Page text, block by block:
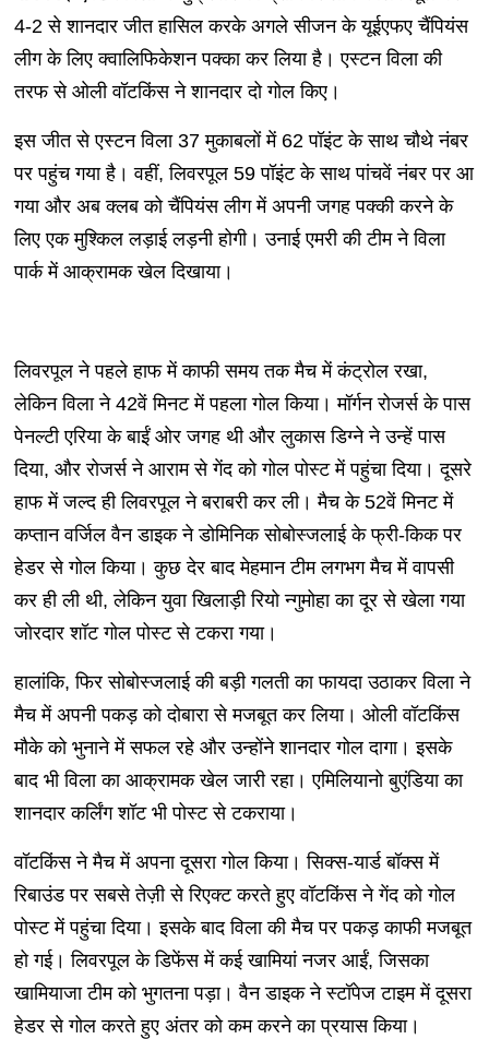
4-2 से शानदार जीत हासिल करके अगले सीजन के यूईएफए चैंपियंस
लीग के लिए क्वालिफिकेशन पक्का कर लिया है। एस्टन विला की
तरफ से ओली वॉटकिंस ने शानदार दो गोल किए।
इस जीत से एस्टन विला 37 मुकाबलों में 62 पॉइंट के साथ चौथे नंबर
पर पहुंच गया है। वहीं, लिवरपूल 59 पॉइंट के साथ पांचवें नंबर पर आ
गया और अब क्लब को चैंपियंस लीग में अपनी जगह पक्की करने के
लिए एक मुश्किल लड़ाई लड़नी होगी। उनाई एमरी की टीम ने विला
पार्क में आक्रामक खेल दिखाया।
लिवरपूल ने पहले हाफ में काफी समय तक मैच में कंट्रोल रखा,
लेकिन विला ने 42वें मिनट में पहला गोल किया। मॉर्गन रोजर्स के पास
पेनल्टी एरिया के बाईं ओर जगह थी और लुकास डिग्ने ने उन्हें पास
दिया, और रोजर्स ने आराम से गेंद को गोल पोस्ट में पहुंचा दिया। दूसरे
हाफ में जल्द ही लिवरपूल ने बराबरी कर ली। मैच के 52वें मिनट में
कप्तान वर्जिल वैन डाइक ने डोमिनिक सोबोस्जलाई के फ्री-किक पर
हेडर से गोल किया। कुछ देर बाद मेहमान टीम लगभग मैच में वापसी
कर ही ली थी, लेकिन युवा खिलाड़ी रियो न्गुमोहा का दूर से खेला गया
जोरदार शॉट गोल पोस्ट से टकरा गया।
हालांकि, फिर सोबोस्जलाई की बड़ी गलती का फायदा उठाकर विला ने
मैच में अपनी पकड़ को दोबारा से मजबूत कर लिया। ओली वॉटकिंस
मौके को भुनाने में सफल रहे और उन्होंने शानदार गोल दागा। इसके
बाद भी विला का आक्रामक खेल जारी रहा। एमिलियानो बुएंडिया का
शानदार कर्लिंग शॉट भी पोस्ट से टकराया।
वॉटकिंस ने मैच में अपना दूसरा गोल किया। सिक्स-यार्ड बॉक्स में
रिबाउंड पर सबसे तेज़ी से रिएक्ट करते हुए वॉटकिंस ने गेंद को गोल
पोस्ट में पहुंचा दिया। इसके बाद विला की मैच पर पकड़ काफी मजबूत
हो गई। लिवरपूल के डिफेंस में कई खामियां नजर आईं, जिसका
खामियाजा टीम को भुगतना पड़ा। वैन डाइक ने स्टॉपेज टाइम में दूसरा
हेडर से गोल करते हुए अंतर को कम करने का प्रयास किया।